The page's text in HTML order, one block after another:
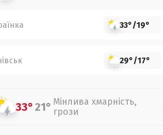
33°/19°
29°/17°
33°21° Мінлива хмарність,
грози